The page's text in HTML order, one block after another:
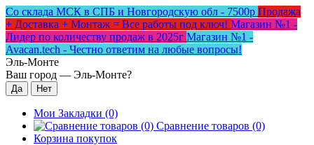
Со склада МСК в СПБ и Новгородскую обл - 7500р Продажа
+ Доставка + Монтаж = Все работы под ключ! Магазин №1 -
Лидер по количеству продаж в 2025г Магазин №1 -
Avacan.tech - Честно ответим на любые вопросы!
Эль-Монте
Ваш город — Эль-Монте?
Мои Закладки (0)
Сравнение товаров (0)
Корзина покупок